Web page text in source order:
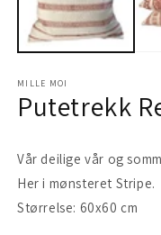
MILLE MOI
Putetrekk
Vår deilige vår og
Her i mønsteret Stripe.
Størrelse: 60x60 cm